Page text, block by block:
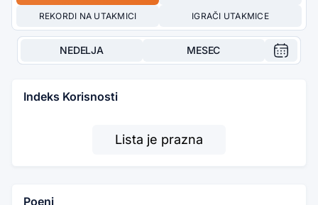
REKORDI NA UTAKMICI IGRAČI UTAKMICE
NEDELJA MESEC
Indeks Korisnosti
Lista je prazna
Poeni